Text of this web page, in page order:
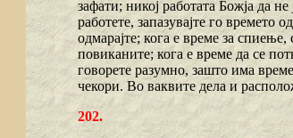
зафати; никој работата Божја да
работете, запазувајте го времето
одмарајте; кога е време за
повиканите; кога е време да се
говорете разумно, зашто има
чекори. Во ваквите дела и
202.